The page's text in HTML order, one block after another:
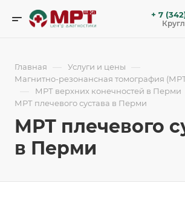
+ 7
Главная — Услуги и цены —
Магнитно-резонансная томография
— МРТ верхних конечностей в Перми
МРТ плечевого сустава в Перми
МРТ плечевого
в Перми